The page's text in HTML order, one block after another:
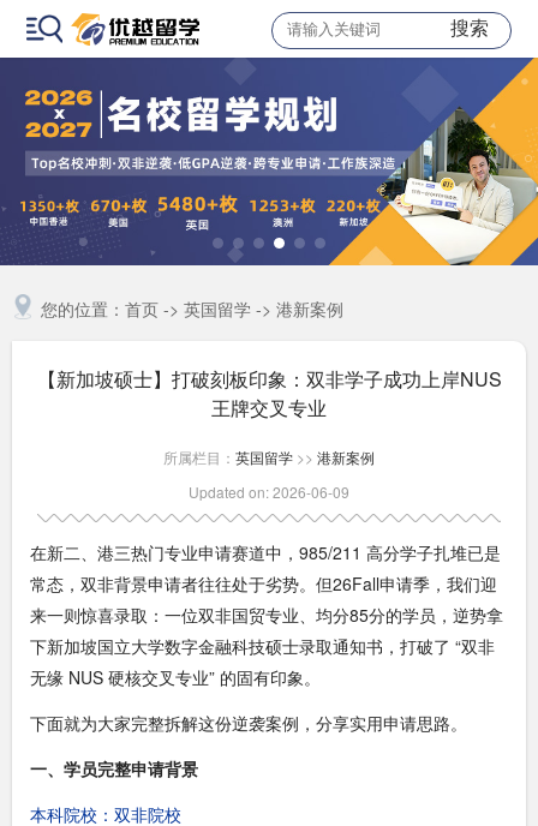
搜索
您的位置： 首页-> 英国留学-> 港新案例
【新加坡硕士】​打破刻板印象：双非学子成功上岸NUS
王牌交叉专业
所属栏目： 英国留学 >> 港新案例
Updated on: 2026-06-09
在新二、港三热门专业申请赛道中，985/211 高分学子扎堆已是
常态，双非背景申请者往往处于劣势。但26Fall申请季，我们迎
来一则惊喜录取：一位双非国贸专业、均分85分的学员，逆势拿
下新加坡国立大学数字金融科技硕士录取通知书，打破了 “双非
无缘 NUS 硬核交叉专业” 的固有印象。
下面就为大家完整拆解这份逆袭案例，分享实用申请思路。
一、学员完整申请背景
本科院校：双非院校